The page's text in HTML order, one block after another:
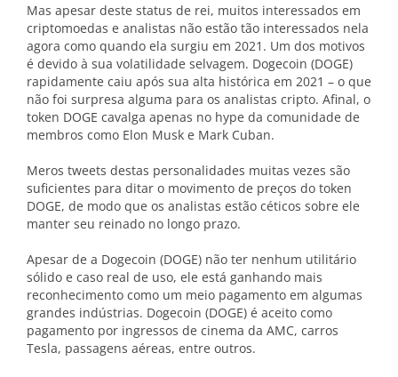
Mas apesar deste status de rei, muitos interessados em
criptomoedas e analistas não estão tão interessados nela
agora como quando ela surgiu em 2021. Um dos motivos
é devido à sua volatilidade selvagem. Dogecoin (DOGE)
rapidamente caiu após sua alta histórica em 2021 – o que
não foi surpresa alguma para os analistas cripto. Afinal, o
token DOGE cavalga apenas no hype da comunidade de
membros como Elon Musk e Mark Cuban.
Meros tweets destas personalidades muitas vezes são
suficientes para ditar o movimento de preços do token
DOGE, de modo que os analistas estão céticos sobre ele
manter seu reinado no longo prazo.
Apesar de a Dogecoin (DOGE) não ter nenhum utilitário
sólido e caso real de uso, ele está ganhando mais
reconhecimento como um meio pagamento em algumas
grandes indústrias. Dogecoin (DOGE) é aceito como
pagamento por ingressos de cinema da AMC, carros
Tesla, passagens aéreas, entre outros.